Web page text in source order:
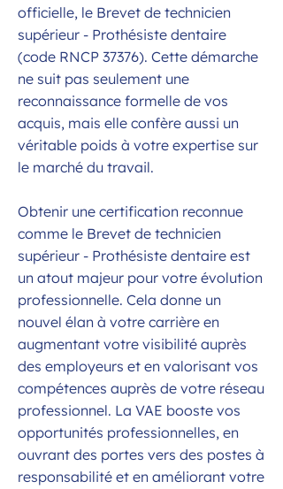
officielle, le Brevet de technicien
supérieur - Prothésiste dentaire
(code RNCP 37376). Cette démarche
ne suit pas seulement une
reconnaissance formelle de vos
acquis, mais elle confère aussi un
véritable poids à votre expertise sur
le marché du travail.
Obtenir une certification reconnue
comme le Brevet de technicien
supérieur - Prothésiste dentaire est
un atout majeur pour votre évolution
professionnelle. Cela donne un
nouvel élan à votre carrière en
augmentant votre visibilité auprès
des employeurs et en valorisant vos
compétences auprès de votre réseau
professionnel. La VAE booste vos
opportunités professionnelles, en
ouvrant des portes vers des postes à
responsabilité et en améliorant votre